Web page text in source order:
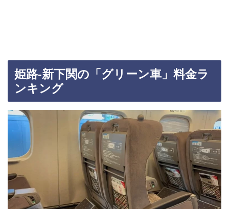
姫路-新下関の「グリーン車」料金ラ
ンキング